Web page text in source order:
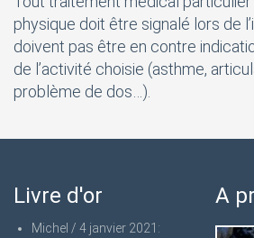
physique doit être signalé lors de
doivent pas être en contre
de l’activité choisie (asthme,
problème de dos…).
Livre d'or
Michel / 4 janvier 2021 :
A